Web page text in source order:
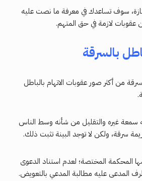
سوف تساعدك في معرفة ما نصت عليه
من عقوبات لازمة في حق المتهم.
بالسرقة
من أكثر صور عقوبات الاتهام بالباطل
سمعة غيره والتقليل من شأنه وسط الناس
سرقة، ولكن لا توجد البينة تثبت ذلك.
المحكمة المختصة؛ لعدم استناد الدعوى
المدعى عليه مطالبة المدعي بالتعويض.